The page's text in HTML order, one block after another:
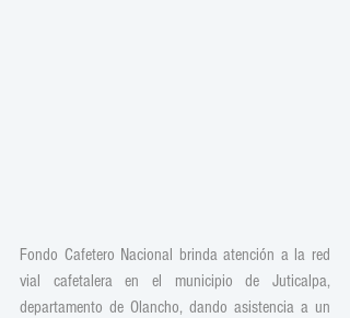
Fondo Cafetero Nacional brinda atención a la red
vial cafetalera en el municipio de Juticalpa,
departamento de Olancho, dando asistencia a un